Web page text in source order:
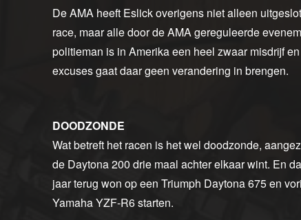
De AMA heeft Eslick overigens niet alleen
race, maar alle door de AMA gereguleerde
politieman is in Amerika een heel zwaar misdrijf
excuses gaat daar geen verandering in brengen.
DOODZONDE
Wat betreft het racen is het wel doodzonde,
de Daytona 200 drie maal achter elkaar wint. En
jaar terug won op een Triumph Daytona 675 en
Yamaha YZF-R6 starten.